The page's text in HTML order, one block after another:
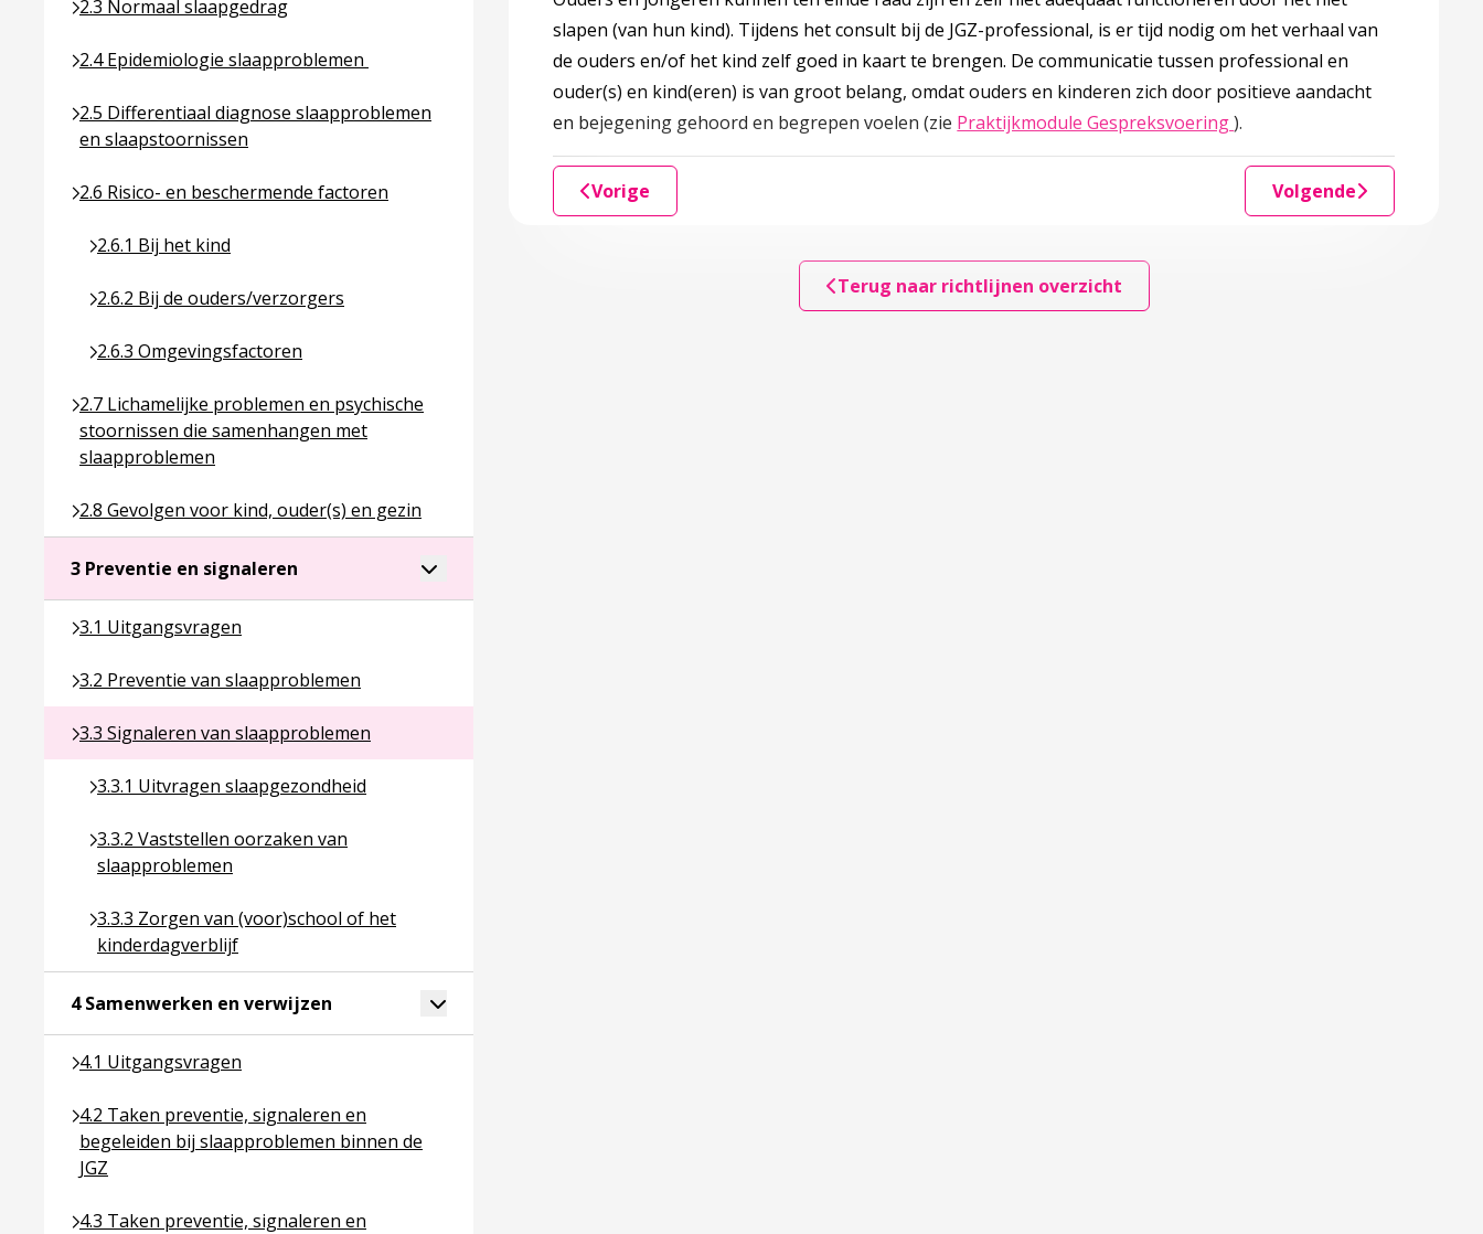
2.3 Normaal slaapgedrag
Ga naar pagina over 2.3 Normaal slaapgedrag
2.4 Epidemiologie slaapproblemen
Ga naar pagina over 2.4 Epidemiologie slaapproblemen
2.5 Differentiaal diagnose slaapproblemen
en slaapstoornissen
Ga naar pagina over 2.5 Differentiaal diagnose slaapproblemen en slaapstoornissen
2.6 Risico- en beschermende factoren
Ga naar pagina over 2.6 Risico- en beschermende factoren
2.6.1 Bij het kind
Ga naar pagina over 2.6.1 Bij het kind
2.6.2 Bij de ouders/verzorgers
Ga naar pagina over 2.6.2 Bij de ouders/verzorgers
2.6.3 Omgevingsfactoren
Ga naar pagina over 2.6.3 Omgevingsfactoren
2.7 Lichamelijke problemen en psychische
stoornissen die samenhangen met
slaapproblemen
Ga naar pagina over 2.7 Lichamelijke problemen en psychische stoornissen die samenhangen met slaapproblemen
2.8 Gevolgen voor kind, ouder(s) en gezin
Ga naar pagina over 2.8 Gevolgen voor kind, ouder(s) en gezin
3 Preventie en signaleren Ga naar pagina over 3 Preventie en signaleren
Toggle accordion over 3 Preventie en signaleren
3.1 Uitgangsvragen
Ga naar pagina over 3.1 Uitgangsvragen
3.2 Preventie van slaapproblemen
Ga naar pagina over 3.2 Preventie van slaapproblemen
3.3 Signaleren van slaapproblemen
Ga naar pagina over 3.3 Signaleren van slaapproblemen
3.3.1 Uitvragen slaapgezondheid
Ga naar pagina over 3.3.1 Uitvragen slaapgezondheid
3.3.2 Vaststellen oorzaken van
slaapproblemen
Ga naar pagina over 3.3.2 Vaststellen oorzaken van slaapproblemen
3.3.3 Zorgen van (voor)school of het
kinderdagverblijf
Ga naar pagina over 3.3.3 Zorgen van (voor)school of het kinderdagverblijf
4 Samenwerken en verwijzen Ga naar pagina over 4 Samenwerken en verwijzen
Toggle accordion over 4 Samenwerken en verwijzen
4.1 Uitgangsvragen
Ga naar pagina over 4.1 Uitgangsvragen
4.2 Taken preventie, signaleren en
begeleiden bij slaapproblemen binnen de
JGZ
Ga naar pagina over 4.2 Taken preventie, signaleren en begeleiden bij slaapproblemen binnen de JGZ
4.3 Taken preventie, signaleren en
Ga naar pagina over 4.3 Taken preventie, signaleren en behandelen van slaapproblemen buiten de JGZ
slapen (van hun kind). Tijdens het consult bij de JGZ-professional, is er tijd nodig om het verhaal van
de ouders en/of het kind zelf goed in kaart te brengen. De communicatie tussen professional en
ouder(s) en kind(eren) is van groot belang, omdat ouders en kinderen zich door positieve aandacht
en bejegening gehoord en begrepen voelen (zie Praktijkmodule GespreksvoeringDeze linkt opent in een
).
Vorige Volgende
Terug naar richtlijnen overzicht